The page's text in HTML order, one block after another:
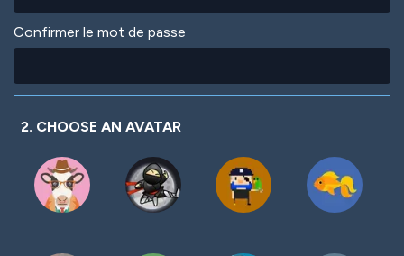
Confirmer le mot de passe
2. CHOOSE AN AVATAR